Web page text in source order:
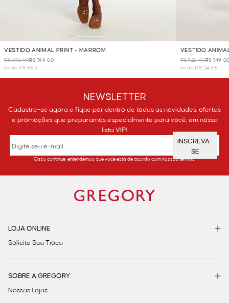
VESTIDO ANIMAL PRINT - MARROM
R$ 698,00R$ 199,00
6x de R$ 33,17
VESTIDO
R$ 728,00R$
6x de R$ 24,83
NEWSLETTER
Cadastre-se agora e fique por dentro de todas as novidades, ofertas
e promoções que preparamos especialmente para você, em nossa
lista VIP!
INSCREVA-
SE
Caso continue, entendemos que você está de acordo com nossos termos.
LOJA ONLINE
Solicite Sua Troca
SOBRE A GREGORY
Nossas Lojas